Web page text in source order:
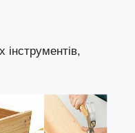
інструментів,